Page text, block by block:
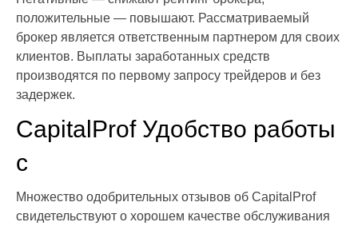
положительные — повышают. Рассматриваемый
брокер является ответственным партнером для своих
клиентов. Выплаты заработанных средств
производятся по первому запросу трейдеров и без
задержек.
CapitalProf Удобство работы
с
Множество одобрительных отзывов об CapitalProf
свидетельствуют о хорошем качестве обслуживания